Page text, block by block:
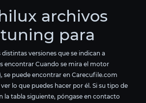
archivos
para
distintas versiones que se indican a
encontrar Cuando se mira el motor
se puede encontrar en Carecufile.com
lo que puedes hacer por él. Si su tipo de
la tabla siguiente, póngase en contacto